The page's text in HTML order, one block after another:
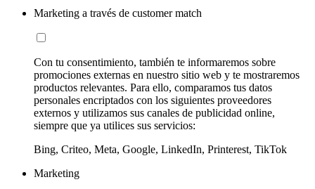
Marketing a través de customer match
Con tu consentimiento, también te informaremos sobre
promociones externas en nuestro sitio web y te mostraremos
productos relevantes. Para ello, comparamos tus datos
personales encriptados con los siguientes proveedores
externos y utilizamos sus canales de publicidad online,
siempre que ya utilices sus servicios:
Bing, Criteo, Meta, Google, LinkedIn, Printerest, TikTok
Marketing